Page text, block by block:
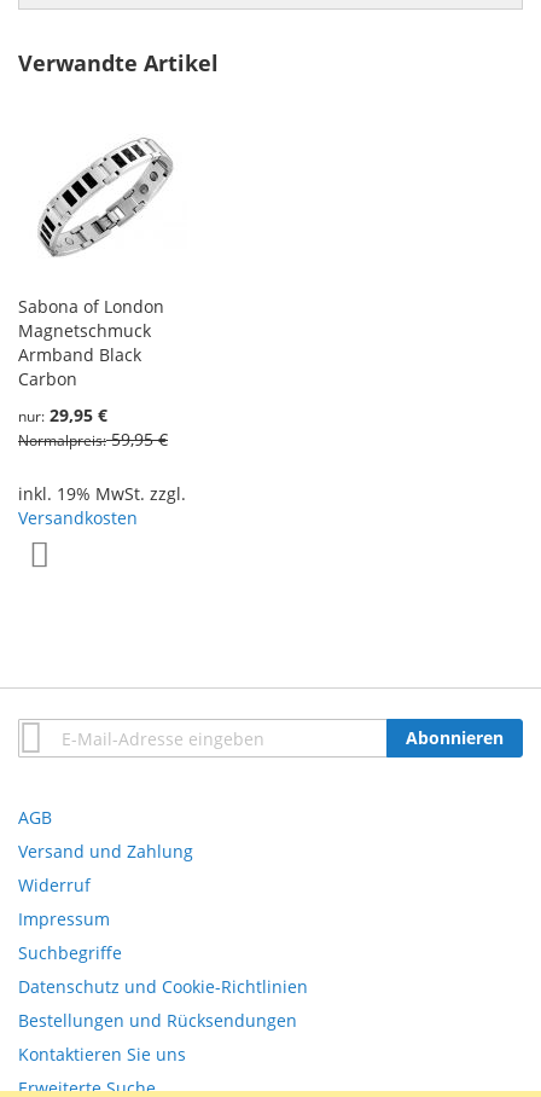
Verwandte Artikel
Sabona of London
Magnetschmuck
Armband Black
Carbon
nur 29,95 €
Normalpreis 59,95 €
inkl. 19% MwSt. zzgl.
Versandkosten
Anmeldung
zum
Abonnieren
AGB
Versand und Zahlung
Widerruf
Impressum
Suchbegriffe
Datenschutz und Cookie-Richtlinien
Bestellungen und Rücksendungen
Kontaktieren Sie uns
Erweiterte Suche